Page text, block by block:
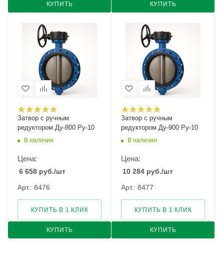
КУПИТЬ КУПИТЬ
Затвор с ручным
редуктором Ду-800 Ру-10
В наличии
Цена:
6 658 руб./шт
Арт.: 8476
КУПИТЬ
КУПИТЬ В 1 КЛИК
Затвор с ручным
редуктором Ду-900 Ру-10
В наличии
Цена:
10 284 руб./шт
Арт.: 8477
КУПИТЬ
КУПИТЬ В 1 КЛИК